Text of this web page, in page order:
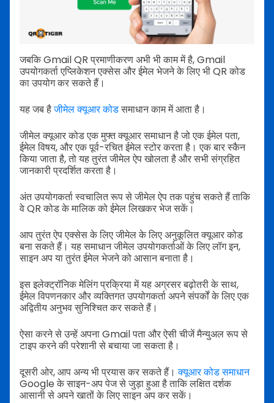
जबकि Gmail QR प्रमाणीकरण अभी भी काम में है, Gmail
उपयोगकर्ता एप्लिकेशन एक्सेस और ईमेल भेजने के लिए भी QR कोड
का उपयोग कर सकते हैं।
यह जब हैजीमेल क्यूआर कोडसमाधान काम में आता है।
जीमेल क्यूआर कोड एक मुफ्त क्यूआर समाधान है जो एक ईमेल पता,
ईमेल विषय, और एक पूर्व-रचित ईमेल स्टोर करता है। एक बार स्कैन
किया जाता है, तो यह तुरंत जीमेल ऐप खोलता है और सभी संग्रहित
जानकारी प्रदर्शित करता है।
अंत उपयोगकर्ता स्वचालित रूप से जीमेल ऐप तक पहुंच सकते हैं ताकि
वे QR कोड के मालिक को ईमेल लिखकर भेज सकें।
आप तुरंत ऐप एक्सेस के लिए जीमेल के लिए अनुकूलित क्यूआर कोड
बना सकते हैं। यह समाधान जीमेल उपयोगकर्ताओं के लिए लॉग इन,
साइन अप या तुरंत ईमेल भेजने को आसान बनाता है।
इस इलेक्ट्रॉनिक मेलिंग प्रक्रिया में यह अग्रसर बढ़ोतरी के साथ,
ईमेल विपणनकार और व्यक्तिगत उपयोगकर्ता अपने संपर्कों के लिए एक
अद्वितीय अनुभव सुनिश्चित कर सकते हैं।
ऐसा करने से उन्हें अपना Gmail पता और ऐसी चीजें मैन्युअल रूप से
टाइप करने की परेशानी से बचाया जा सकता है।
दूसरी ओर, आप अन्य भी प्रयास कर सकते हैं।क्यूआर कोड समाधान
Google के साइन-अप पेज से जुड़ा हुआ है ताकि लक्षित दर्शक
आसानी से अपने खातों के लिए साइन अप कर सकें।